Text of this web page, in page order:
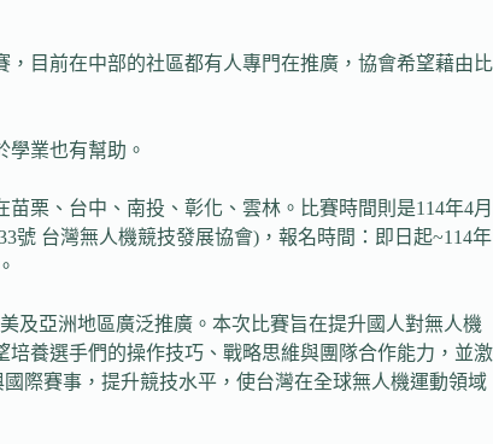
目前在中部的社區都有人專門在推廣，協會希望藉由比
業也有幫助。
栗、台中、南投、彰化、雲林。比賽時間則是114年4月
號 台灣無人機競技發展協會)，報名時間：即日起~114年
及亞洲地區廣泛推廣。本次比賽旨在提升國人對無人機
養選手們的操作技巧、戰略思維與團隊合作能力，並激
際賽事，提升競技水平，使台灣在全球無人機運動領域